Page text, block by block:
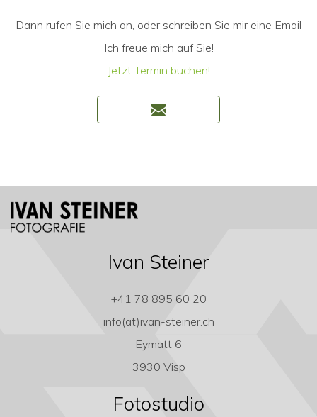
Dann rufen Sie mich an, oder schreiben Sie mir eine Email
Ich freue mich auf Sie!
Jetzt Termin buchen!
Ivan Steiner
+41 78 895 60 20
info(at)ivan-steiner.ch
Eymatt 6
3930 Visp
Fotostudio